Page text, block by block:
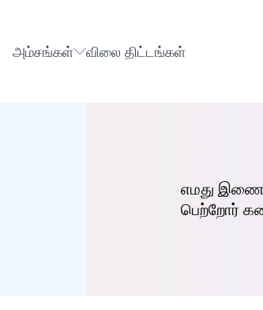
அம்சங்கள் விலை திட்டங்கள்
எமது
பெற்றோர்